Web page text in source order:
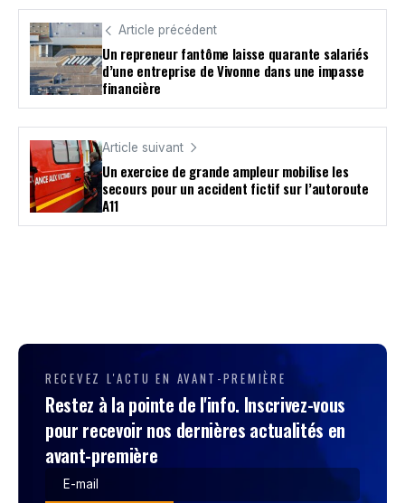
Article précédent
Un repreneur fantôme laisse quarante salariés
d’une entreprise de Vivonne dans une impasse
financière
Article suivant
Un exercice de grande ampleur mobilise les
secours pour un accident fictif sur l’autoroute
A11
RECEVEZ L'ACTU EN AVANT-PREMIÈRE
Restez à la pointe de l'info. Inscrivez-vous
pour recevoir nos dernières actualités en
avant-première